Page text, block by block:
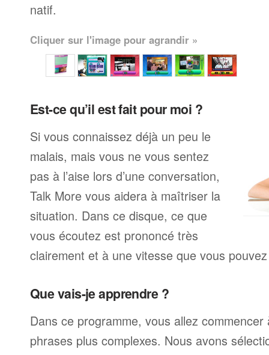
natif.
Cliquer sur l'image pour agrandir »
Est-ce qu’il est fait pour moi ?
Si vous connaissez déjà un peu le
malais, mais vous ne vous sentez
pas à l’aise lors d’une conversation,
Talk More vous aidera à maîtriser la
situation. Dans ce disque, ce que
vous écoutez est prononcé très
clairement et à une vitesse que vous
Que vais-je apprendre ?
Dans ce programme, vous allez
phrases plus complexes. Nous avons